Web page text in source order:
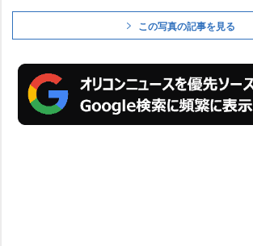
この写真の記事を見る